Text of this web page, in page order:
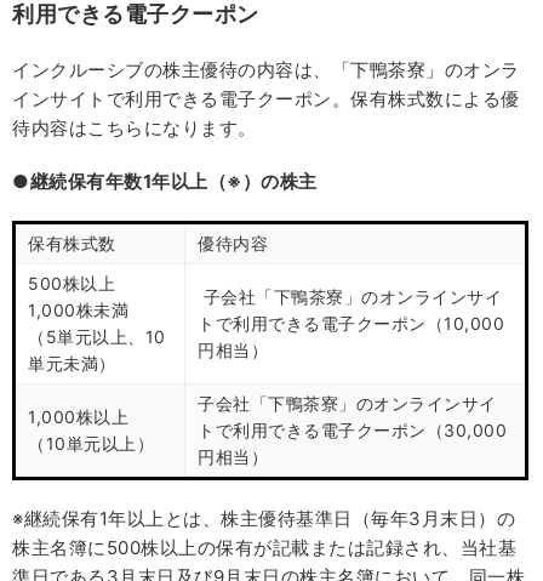
利用できる電子クーポン
インクルーシブの株主優待の内容は、「下鴨茶寮」のオンラ
インサイトで利用できる電子クーポン。保有株式数による優
待内容はこちらになります。
●継続保有年数1年以上（※）の株主
保有株式数
優待内容
500株以上
1,000株未満
（5単元以上、10
単元未満）
子会社「下鴨茶寮」のオンラインサイ
トで利用できる電子クーポン（10,000
円相当）
1,000株以上
（10単元以上）
子会社「下鴨茶寮」のオンラインサイ
トで利用できる電子クーポン（30,000
円相当）
※継続保有1年以上とは、株主優待基準日（毎年3月末日）の
株主名簿に500株以上の保有が記載または記録され、当社基